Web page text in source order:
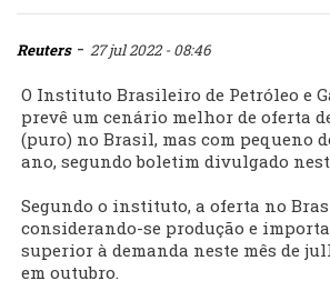
Reuters- 27 jul 2022 - 08:46
O Instituto Brasileiro de Petróleo e
prevê um cenário melhor de oferta
(puro) no Brasil, mas com pequeno
ano, segundo boletim divulgado
Segundo o instituto, a oferta no
considerando-se produção e
superior à demanda neste mês de
em outubro.